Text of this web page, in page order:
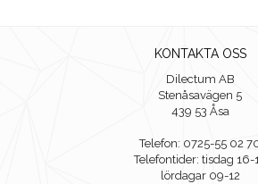
KONTAKTA OSS
Dilectum AB
Stenåsavägen 5
439 53 Åsa
Telefon: 0725-55 02
Telefontider: tisdag 16-
lördagar 09-12